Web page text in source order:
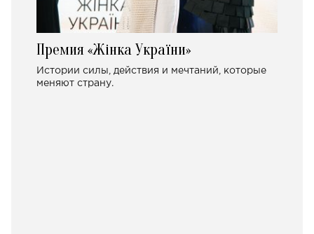
Премия «Жінка України»
Истории силы, действия и мечтаний, которые
меняют страну.